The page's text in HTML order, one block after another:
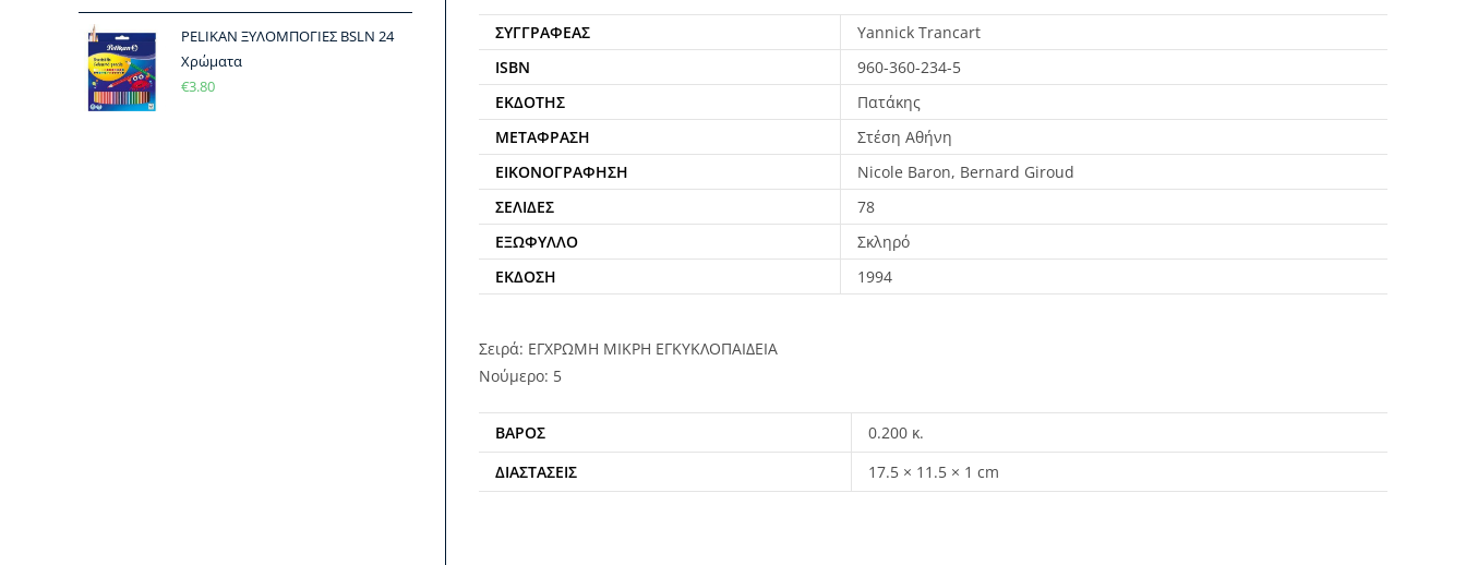
ΣΥΓΓΡΑΦΈΑΣ
Yannick Trancart
ISBN
960-360-234-5
ΕΚΔΌΤΗΣ
Πατάκης
ΜΕΤΆΦΡΑΣΗ
Στέση Αθήνη
ΕΙΚΟΝΟΓΡΆΦΗΣΗ
Nicole Baron, Bernard Giroud
ΣΕΛΊΔΕΣ
78
ΕΞΏΦΥΛΛΟ
Σκληρό
ΈΚΔΟΣΗ
1994
Σειρά: ΕΓΧΡΩΜΗ ΜΙΚΡΗ ΕΓΚΥΚΛΟΠΑΙΔΕΙΑ
Νούμερο: 5
ΒΆΡΟΣ
0.200 κ.
ΔΙΑΣΤΆΣΕΙΣ
17.5 × 11.5 × 1 cm
PELIKAN ΞΥΛΟΜΠΟΓΙΕΣ BSLN 24
Χρώματα
€3.80